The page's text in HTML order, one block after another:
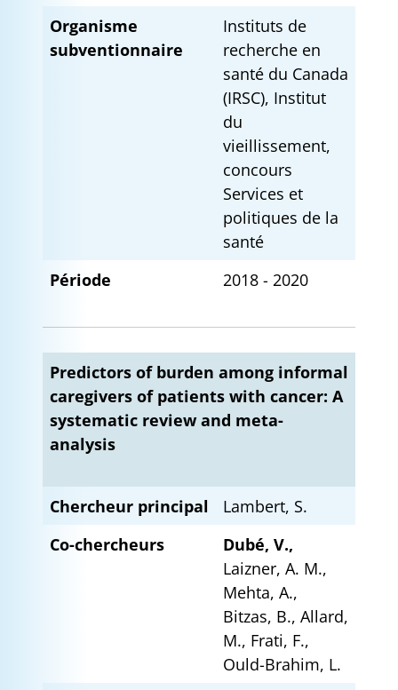
Organisme
subventionnaire
Instituts de
recherche en
santé du Canada
(IRSC), Institut
du
vieillissement,
concours
Services et
politiques de la
santé
Période
2018 - 2020
Predictors of burden among informal
caregivers of patients with cancer: A
systematic review and meta-
analysis
Chercheur principal
Lambert, S.
Co-chercheurs
Dubé, V.,
Laizner, A. M.,
Mehta, A.,
Bitzas, B., Allard,
M., Frati, F.,
Ould-Brahim, L.